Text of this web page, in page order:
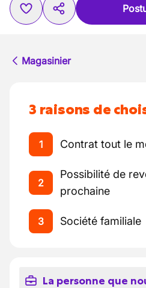
Magasinier
3 raisons de
1 Contrat tout le
2
Possibilité de
prochaine
3 Société familiale
La personne que